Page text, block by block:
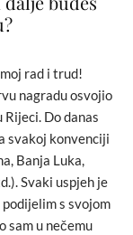
rad i trud!
nagradu osvojio
Do danas
svakoj konvenciji
Banja Luka,
Svaki uspjeh je
s svojom
sam u nečemu